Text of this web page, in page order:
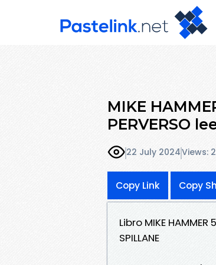
MIKE
PERVERSO
22 July 2024Views:
Copy Link Copy
Libro MIKE HAMMER
SPILLANE